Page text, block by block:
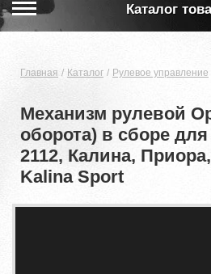
Каталог
Главная Каталог Рулевое управление
Механизм рулевой
оборота) в сборе
2112, Калина,
Kalina Sport